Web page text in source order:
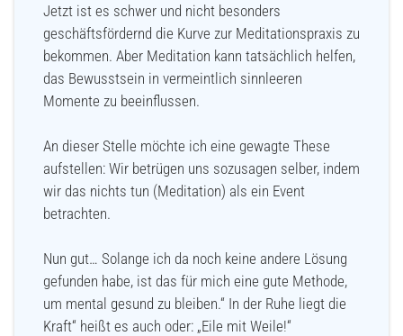
Jetzt ist es schwer und nicht besonders
geschäftsfördernd die Kurve zur Meditationspraxis zu
bekommen. Aber Meditation kann tatsächlich helfen,
das Bewusstsein in vermeintlich sinnleeren
Momente zu beeinflussen.
An dieser Stelle möchte ich eine gewagte These
aufstellen: Wir betrügen uns sozusagen selber, indem
wir das nichts tun (Meditation) als ein Event
betrachten.
Nun gut… Solange ich da noch keine andere Lösung
gefunden habe, ist das für mich eine gute Methode,
um mental gesund zu bleiben.“ In der Ruhe liegt die
Kraft“ heißt es auch oder: „Eile mit Weile!“